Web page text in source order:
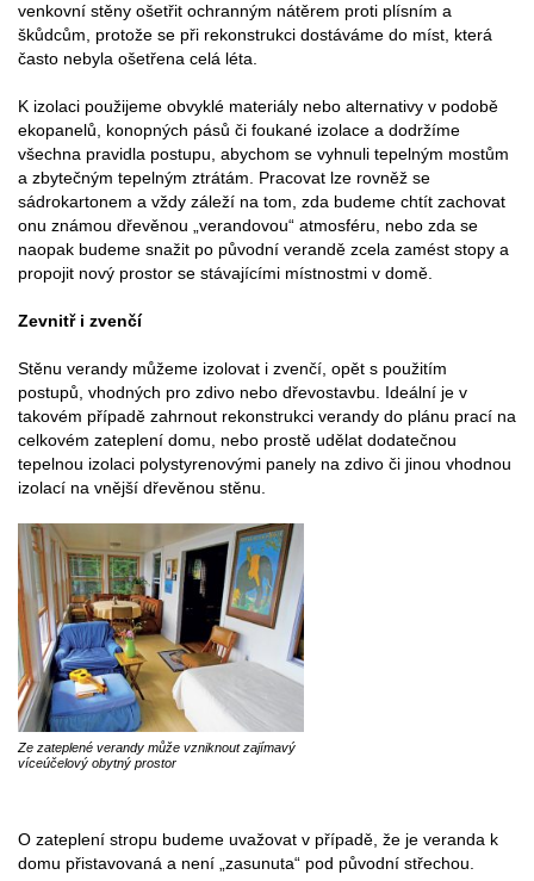
venkovní stěny ošetřit ochranným nátěrem proti plísním a
škůdcům, protože se při rekonstrukci dostáváme do míst, která
často nebyla ošetřena celá léta.
K izolaci použijeme obvyklé materiály nebo alternativy v podobě
ekopanelů, konopných pásů či foukané izolace a dodržíme
všechna pravidla postupu, abychom se vyhnuli tepelným mostům
a zbytečným tepelným ztrátám. Pracovat lze rovněž se
sádrokartonem a vždy záleží na tom, zda budeme chtít zachovat
onu známou dřevěnou „verandovou“ atmosféru, nebo zda se
naopak budeme snažit po původní verandě zcela zamést stopy a
propojit nový prostor se stávajícími místnostmi v domě.
Zevnitř i zvenčí
Stěnu verandy můžeme izolovat i zvenčí, opět s použitím
postupů, vhodných pro zdivo nebo dřevostavbu. Ideální je v
takovém případě zahrnout rekonstrukci verandy do plánu prací na
celkovém zateplení domu, nebo prostě udělat dodatečnou
tepelnou izolaci polystyrenovými panely na zdivo či jinou vhodnou
izolací na vnější dřevěnou stěnu.
Ze zateplené verandy může vzniknout zajímavý
víceúčelový obytný prostor
O zateplení stropu budeme uvažovat v případě, že je veranda k
domu přistavovaná a není „zasunuta“ pod původní střechou.